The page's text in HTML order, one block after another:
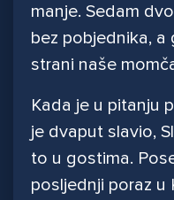
manje. Sedam
bez pobjednika, a
strani naše
Kada je u pitanju
je dvaput slavio,
to u gostima.
posljednji poraz u